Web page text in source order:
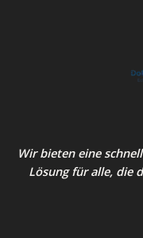
Wir bieten eine
Lösung für alle, die